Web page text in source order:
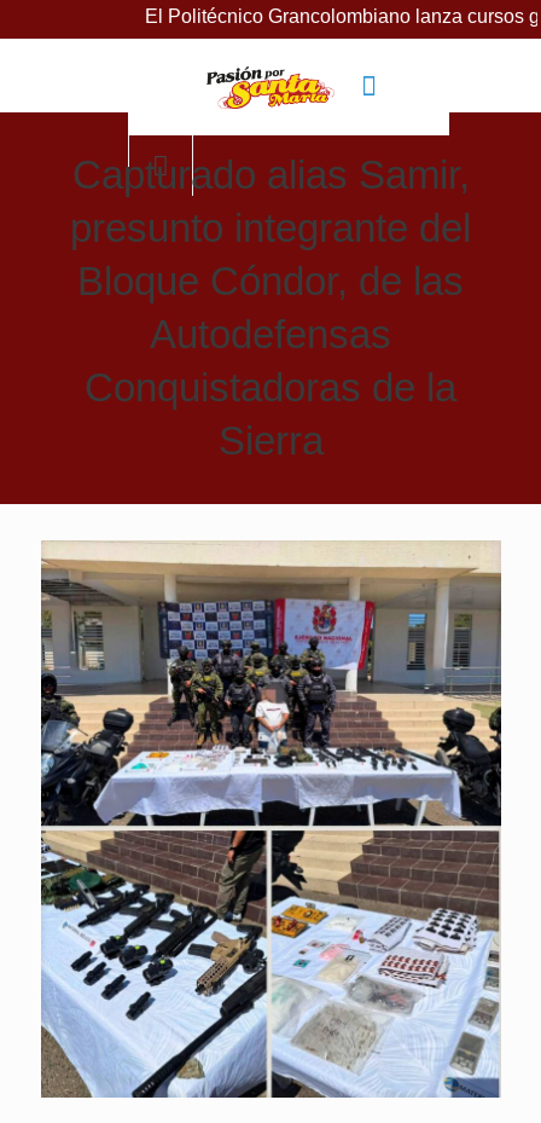
El Politécnico Grancolombiano lanza cursos gratuitos para
Capturado alias Samir,
presunto integrante del
Bloque Cóndor, de las
Autodefensas
Conquistadoras de la
Sierra